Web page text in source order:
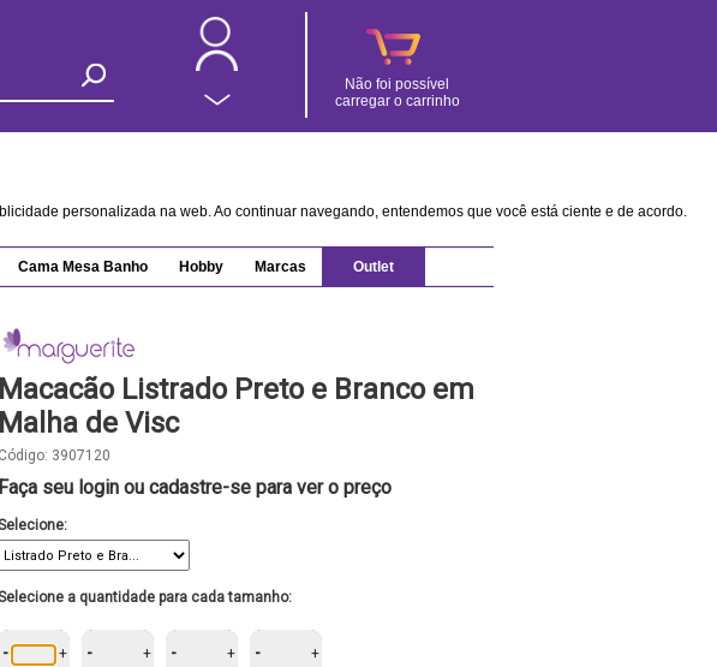
Não foi possível
carregar o carrinho
personalizada na web. Ao continuar navegando, entendemos que você está ciente e de acordo.
Cama Mesa Banho Hobby Marcas Outlet
Macacão Listrado Preto e Branco em
Malha de Visc
Código: 3907120
Faça seu login ou cadastre-se para ver o preço
a quantidade para cada tamanho:
- + - + - + - +